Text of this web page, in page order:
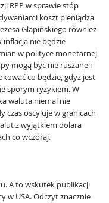
RPP w sprawie stóp
koszt pieniądza
Glapińskiego również
inflacja nie będzie
w polityce monetarnej
mogą być nie ruszane i
co będzie, gdyż jest
sporym ryzykiem. W
waluta niemal nie
czas oscyluje w granicach
z wyjątkiem dolara
co wczoraj.
A to wskutek publikacji
w USA. Odczyt znacznie